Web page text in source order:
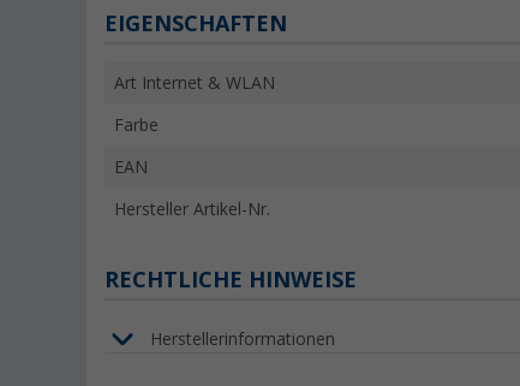
EIGENSCHAFTEN
Art Internet & WLAN
Farbe
EAN
Hersteller Artikel-Nr.
RECHTLICHE HINWEISE
Herstellerinformationen